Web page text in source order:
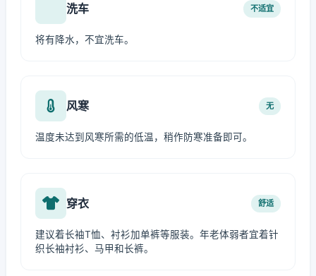
洗车 不适宜
将有降水，不宜洗车。
风寒 无
温度未达到风寒所需的低温，稍作防寒准备即可。
穿衣 舒适
建议着长袖T恤、衬衫加单裤等服装。年老体弱者宜着针
织长袖衬衫、马甲和长裤。